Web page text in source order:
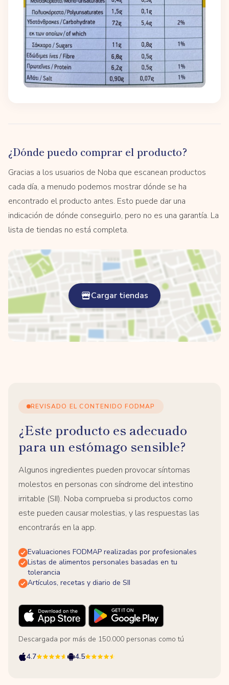
¿Dónde puedo comprar el producto?
Gracias a los usuarios de Noba que escanean productos
cada día, a menudo podemos mostrar dónde se ha
encontrado el producto antes. Esto puede dar una
indicación de dónde conseguirlo, pero no es una garantía. La
lista de tiendas no está completa.
Cargar tiendas
REVISADO EL CONTENIDO FODMAP
¿Este producto es adecuado
para un estómago sensible?
Algunos ingredientes pueden provocar síntomas
molestos en personas con síndrome del intestino
irritable (SII). Noba comprueba si productos como
este pueden causar molestias, y las respuestas las
encontrarás en la app.
Evaluaciones FODMAP realizadas por profesionales
Listas de alimentos personales basadas en tu
tolerancia
Artículos, recetas y diario de SII
Descargada por más de 150.000 personas como tú
4.7
4.5